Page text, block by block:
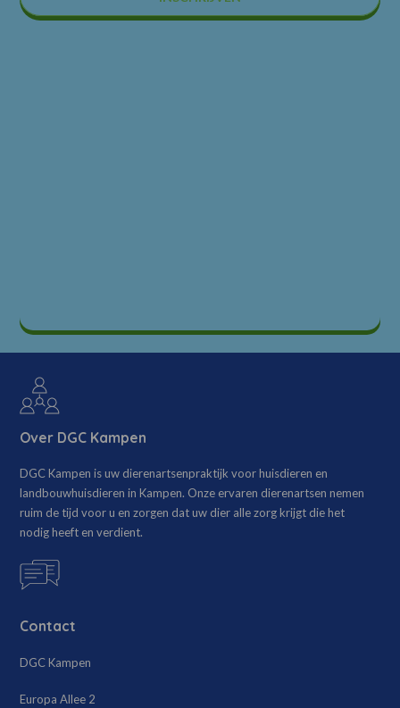
Over DGC Kampen
DGC Kampen is uw dierenartsenpraktijk voor huisdieren en
landbouwhuisdieren in Kampen. Onze ervaren dierenartsen nemen
ruim de tijd voor u en zorgen dat uw dier alle zorg krijgt die het
nodig heeft en verdient.
Contact
DGC Kampen
Europa Allee 2